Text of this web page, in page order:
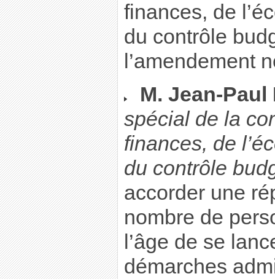
finances, de
du contrôle
l’amendement
M. Jean-
spécial de la
finances, de
du contrôle
accorder une
nombre de
l’âge de se
démarches